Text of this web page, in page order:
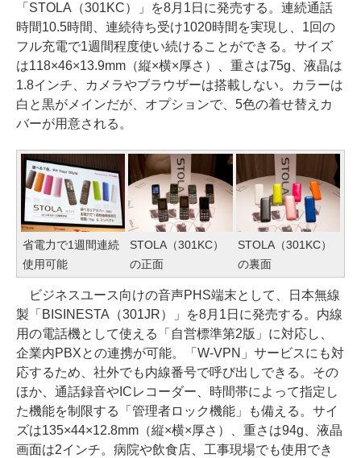
「STOLA（301KC）」を8月1日に発売する。連続通話
時間10.5時間、連続待ち受け1020時間を実現し、1回の
フル充電で1週間程度使い続けることができる。サイズ
は118×46×13.9mm（縦×横×厚さ）、重さは75g、液晶は
1.8インチ、カメラやブラウザーは搭載しない。カラーは
白と黒がメインだが、オプションで、5色の着せ替えカ
バーが用意される。
省電力で1週間連続
使用可能
STOLA（301KC）
の正面
STOLA（301KC）
の裏面
ビジネスユース向けの音声PHS端末として、日本無線
製「BISINESTA（301JR）」を8月1日に発売する。内線
用の電話機として使える「自営標準第2版」に対応し、
企業内PBXとの連携が可能。「W-VPN」サービスにも対
応するため、社外でも内線番号で呼び出しできる。その
ほか、通話録音やICレコーダー、時間帯によって指定し
た機能を制限する「管理者ロック機能」も備える。サイ
ズは135×44×12.8mm（縦×横×厚さ）、重さは94g、液晶
画面は2インチ。病院や飲食店、工事現場でも使用でき